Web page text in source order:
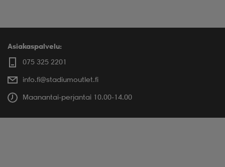
Asiakaspalvelu:
075 325 2201
info.fi@stadiumoutlet.fi
Maanantai-perjantai 10.00-14.00